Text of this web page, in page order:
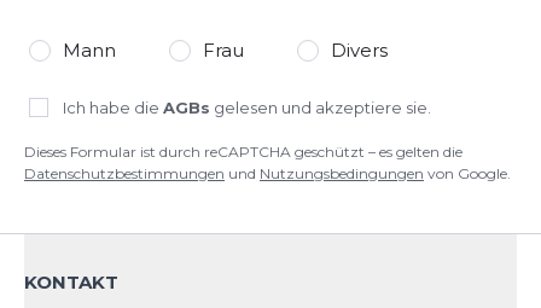
Mann Frau Divers
Ich habe die AGBs gelesen und akzeptiere sie.
Dieses Formular ist durch reCAPTCHA geschützt – es gelten die
Datenschutzbestimmungen und Nutzungsbedingungen von Google.
KONTAKT